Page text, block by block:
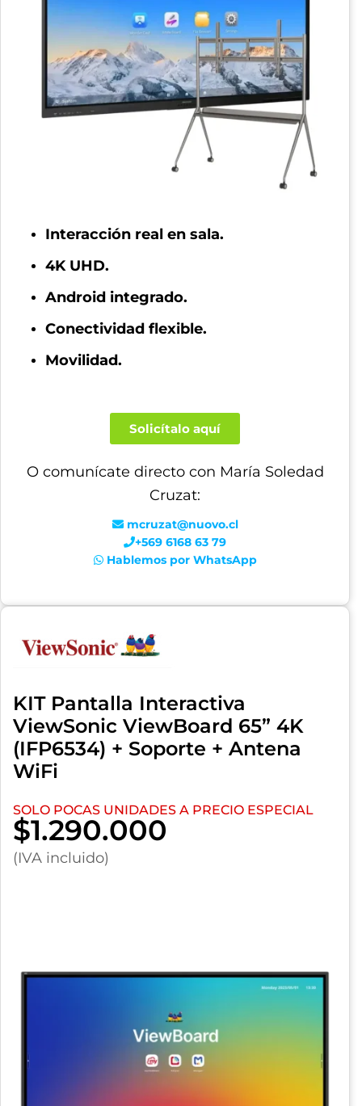
Interacción real en sala.
4K UHD.
Android integrado.
Conectividad flexible.
Movilidad.
Solicítalo aquí
O comunícate directo con María Soledad
Cruzat:
mcruzat@nuovo.cl
+569 6168 63 79
Hablemos por WhatsApp
KIT Pantalla Interactiva
ViewSonic ViewBoard 65” 4K
(IFP6534) + Soporte + Antena
WiFi
SOLO POCAS UNIDADES A PRECIO ESPECIAL
$1.290.000
(IVA incluido)